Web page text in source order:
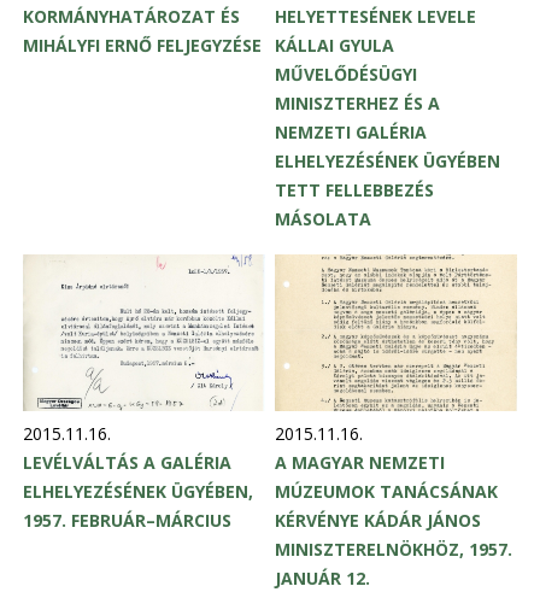
KORMÁNYHATÁROZAT ÉS
MIHÁLYFI ERNŐ FELJEGYZÉSE
HELYETTESÉNEK LEVELE
KÁLLAI GYULA
MŰVELŐDÉSÜGYI
MINISZTERHEZ ÉS A
NEMZETI GALÉRIA
ELHELYEZÉSÉNEK ÜGYÉBEN
TETT FELLEBBEZÉS
MÁSOLATA
2015.11.16.
LEVÉLVÁLTÁS A GALÉRIA
ELHELYEZÉSÉNEK ÜGYÉBEN,
1957. FEBRUÁR–MÁRCIUS
2015.11.16.
A MAGYAR NEMZETI
MÚZEUMOK TANÁCSÁNAK
KÉRVÉNYE KÁDÁR JÁNOS
MINISZTERELNÖKHÖZ, 1957.
JANUÁR 12.